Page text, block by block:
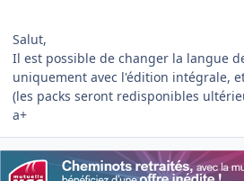
Salut,
Il est possible de changer la langue
uniquement avec l'édition intégrale,
(les packs seront redisponibles
a+